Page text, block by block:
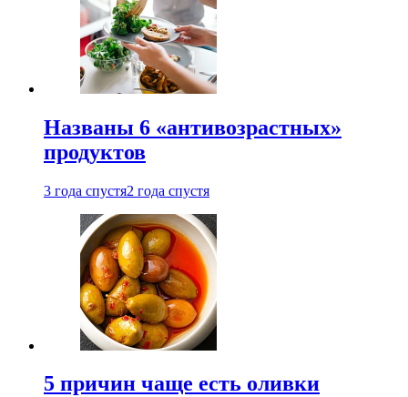
Названы 6 «антивозрастных»
продуктов
3 года спустя2 года спустя
5 причин чаще есть оливки